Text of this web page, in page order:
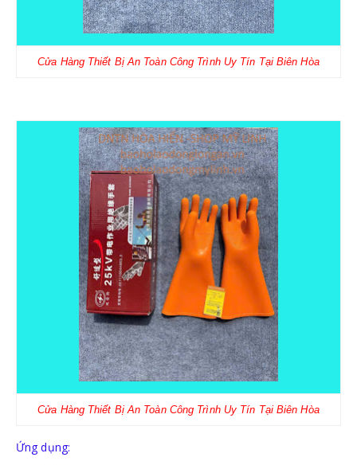
Cửa Hàng Thiết Bị An Toàn Công Trình Uy Tín Tại Biên Hòa
Cửa Hàng Thiết Bị An Toàn Công Trình Uy Tín Tại Biên Hòa
Ứng dụng: